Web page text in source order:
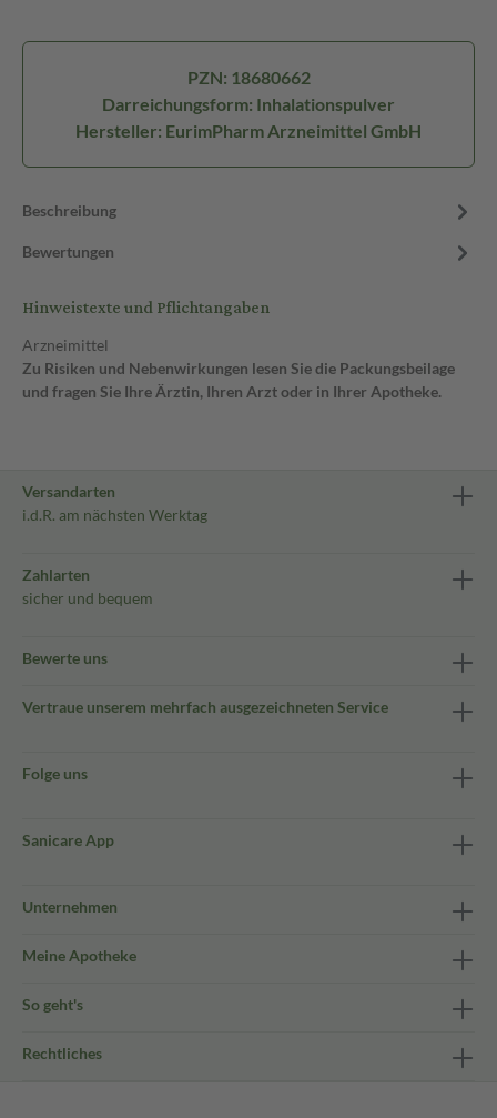
PZN: 18680662
Darreichungsform: Inhalationspulver
Hersteller: EurimPharm Arzneimittel GmbH
Beschreibung
Bewertungen
Hinweistexte und Pflichtangaben
Arzneimittel
Zu Risiken und Nebenwirkungen lesen Sie die Packungsbeilage
und fragen Sie Ihre Ärztin, Ihren Arzt oder in Ihrer Apotheke.
Versandarten
i.d.R. am nächsten Werktag
Zahlarten
sicher und bequem
Bewerte uns
Vertraue unserem mehrfach ausgezeichneten Service
Folge uns
Sanicare App
Unternehmen
Meine Apotheke
So geht's
Rechtliches